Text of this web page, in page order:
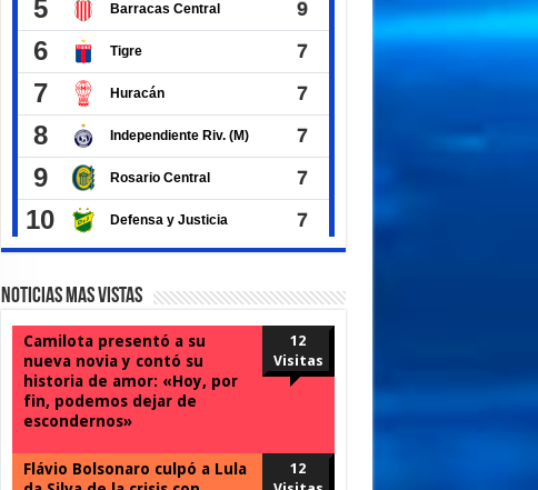
Noticias Mas Vistas
Camilota presentó a su
nueva novia y contó su
historia de amor: «Hoy, por
fin, podemos dejar de
escondernos»
12
Visitas
Flávio Bolsonaro culpó a Lula
12